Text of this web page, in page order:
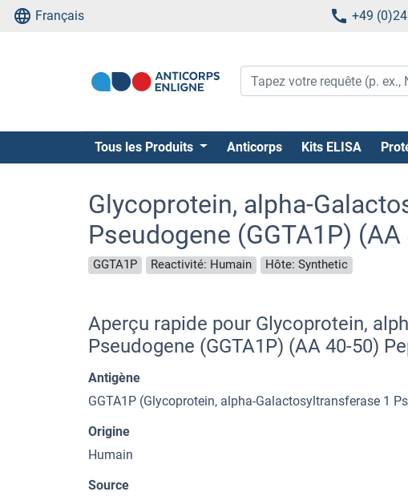
Français +49
Tous les Produits Anticorps Kits ELISA
Glycoprotein, alpha-
Pseudogene (GGTA1P)
GGTA1P Reactivité: Humain Hôte: Synthetic
Aperçu rapide pour Glycoprotein,
Pseudogene (GGTA1P) (AA 40-50)
Antigène
GGTA1P (Glycoprotein, alpha-Galactosyltransferase 1
Origine
Humain
Source